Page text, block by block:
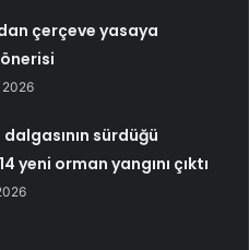
çerçeve yasaya
önerisi
2026
dalgasının sürdüğü
yeni orman yangını çıktı